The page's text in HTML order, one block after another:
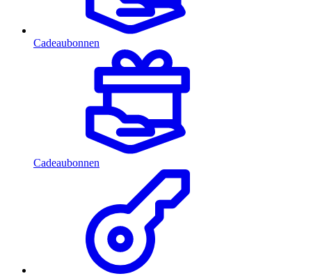
Cadeaubonnen
Cadeaubonnen